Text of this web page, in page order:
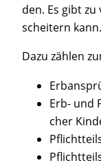
den. Es gibt
schei­tern kann.
Dazu zäh­len
Erb- und
cher